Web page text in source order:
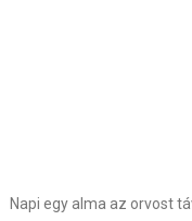
Napi egy alma az orvost